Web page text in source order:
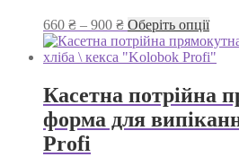
660 ₴ – 900 ₴Діапазон
цін:
від
900 ₴
Оберіть опціїЦей
має
Касетна потрійна
форма для
Profi